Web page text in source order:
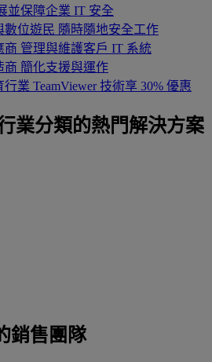
並保障企業 IT 安全
數位遊民 隨時隨地安全工作
商 管理與維護客戶 IT 系統
商 簡化支援與運作
行業 TeamViewer 技術享 30% 優惠
業分類的熱門解決方案
銷售團隊